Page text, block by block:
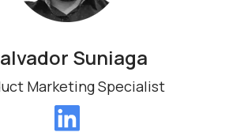
Suniaga
Marketing Specialist